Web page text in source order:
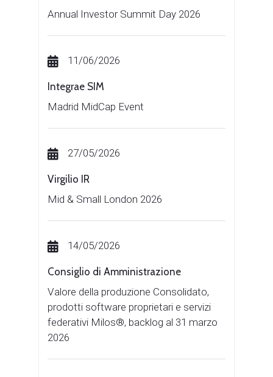
Annual Investor Summit Day 2026
11/06/2026
Integrae SIM
Madrid MidCap Event
27/05/2026
Virgilio IR
Mid & Small London 2026
14/05/2026
Consiglio di Amministrazione
Valore della produzione Consolidato,
prodotti software proprietari e servizi
federativi Milos®, backlog al 31 marzo
2026